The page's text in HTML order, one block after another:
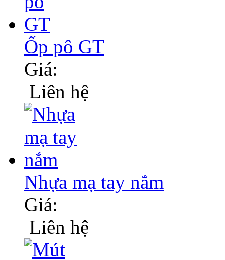
Ốp pô GT
Giá:
Liên hệ
Nhựa mạ tay nắm
Giá:
Liên hệ